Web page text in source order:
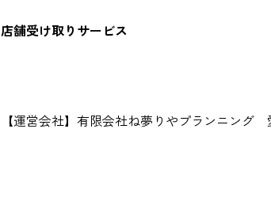
店舗受け取りサービス
【運営会社】有限会社ね夢りやプランニング